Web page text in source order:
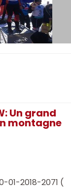
Un grand
montagne
2018-2071 (